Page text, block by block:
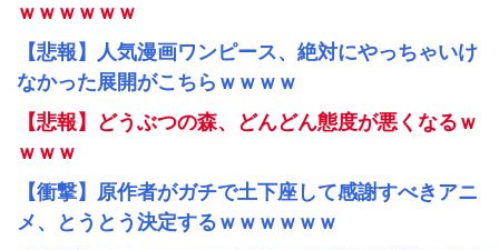
ｗｗｗｗｗｗ
【悲報】人気漫画ワンピース、絶対にやっちゃいけ
なかった展開がこちらｗｗｗｗ
【悲報】どうぶつの森、どんどん態度が悪くなるｗ
ｗｗｗ
【衝撃】原作者がガチで土下座して感謝すべきアニ
メ、とうとう決定するｗｗｗｗｗｗ